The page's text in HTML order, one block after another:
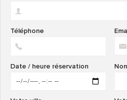
Téléphone
Date / heure réservation